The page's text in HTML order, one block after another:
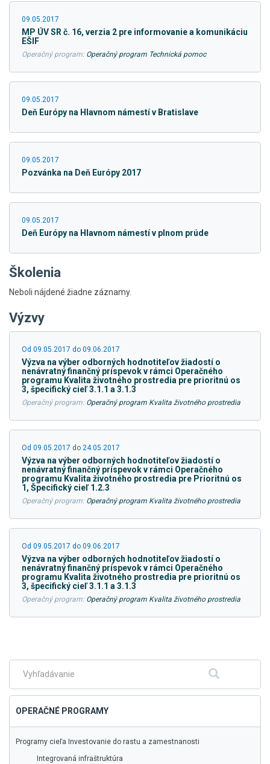
09.05.2017
MP ÚV SR č. 16, verzia 2 pre informovanie a komunikáciu
EŠIF
Operačný program: Operačný program Technická pomoc
09.05.2017
Deň Európy na Hlavnom námestí v Bratislave
09.05.2017
Pozvánka na Deň Európy 2017
09.05.2017
Deň Európy na Hlavnom námestí v plnom prúde
Školenia
Neboli nájdené žiadne záznamy.
Výzvy
Od 09.05.2017 do 09.06.2017
Výzva na výber odborných hodnotiteľov žiadostí o
nenávratný finančný príspevok v rámci Operačného
programu Kvalita životného prostredia pre prioritnú os
3, špecifický cieľ 3.1.1 a 3.1.3
Operačný program: Operačný program Kvalita životného prostredia
Od 09.05.2017 do 24.05.2017
Výzva na výber odborných hodnotiteľov žiadostí o
nenávratný finančný príspevok v rámci Operačného
programu Kvalita životného prostredia pre Prioritnú os
1, Špecifický cieľ 1.2.3
Operačný program: Operačný program Kvalita životného prostredia
Od 09.05.2017 do 09.06.2017
Výzva na výber odborných hodnotiteľov žiadostí o
nenávratný finančný príspevok v rámci Operačného
programu Kvalita životného prostredia pre prioritnú os
3, špecifický cieľ 3.1.1 a 3.1.3
Operačný program: Operačný program Kvalita životného prostredia
menu
Fulltextové
Hľadať
OPERAČNÉ PROGRAMY
Programy cieľa Investovanie do rastu a zamestnanosti
Integrovaná infraštruktúra